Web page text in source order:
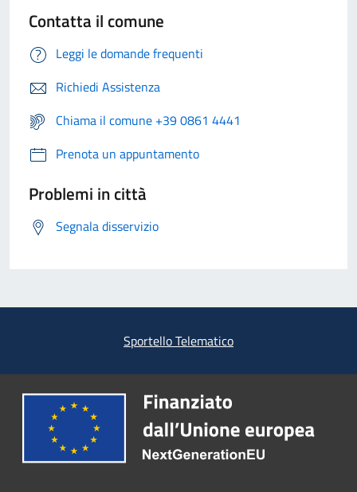
Contatta il comune
Leggi le domande frequenti
Richiedi Assistenza
Chiama il comune +39 0861 4441
Prenota un appuntamento
Problemi in città
Segnala disservizio
Sportello Telematico